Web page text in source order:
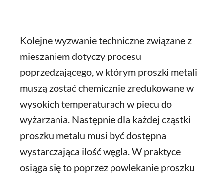
Kolejne wyzwanie techniczne związane z
mieszaniem dotyczy procesu
poprzedzającego, w którym proszki metali
muszą zostać chemicznie zredukowane w
wysokich temperaturach w piecu do
wyżarzania. Następnie dla każdej cząstki
proszku metalu musi być dostępna
wystarczająca ilość węgla. W praktyce
osiąga się to poprzez powlekanie proszku